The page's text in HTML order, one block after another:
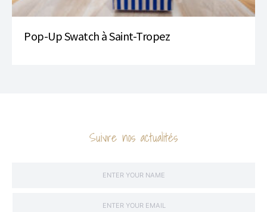
Pop-Up Swatch à Saint-Tropez
Suivre nos actualités